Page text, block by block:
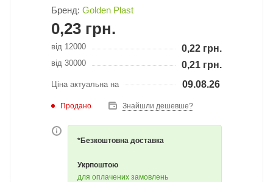
Бренд: Golden Plast
0,23 грн.
від 12000 0,22 грн.
від 30000 0,21 грн.
Ціна актуальна на 09.08.26
Продано Знайшли дешевше?
*Безкоштовна доставка
Укрпоштою
для оплачених замовлень